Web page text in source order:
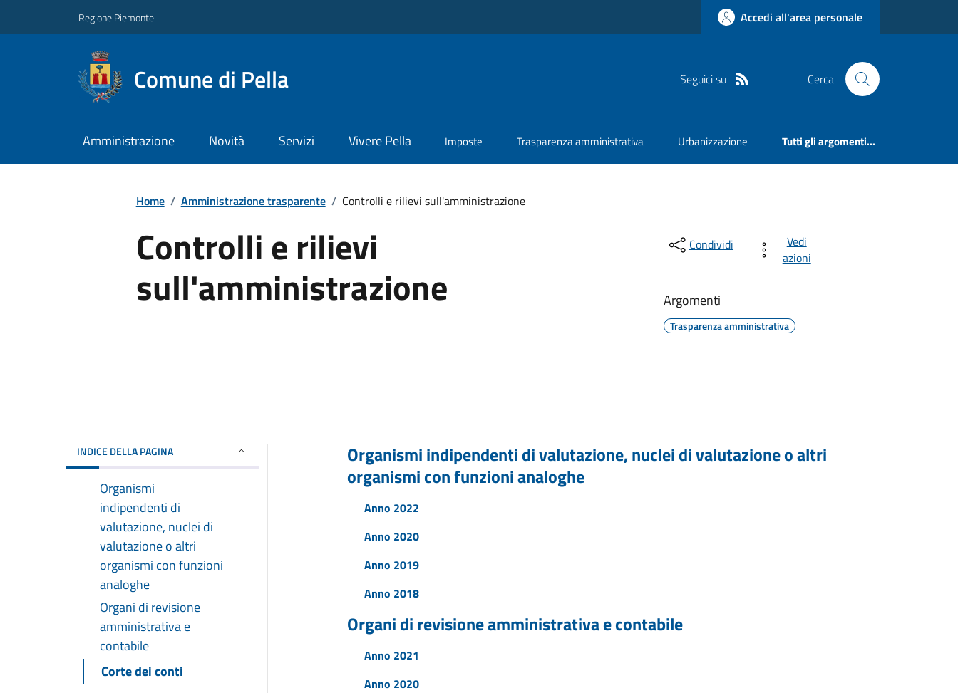
Regione Piemonte Accedi all'area personale
Comune di Pella Seguici su Cerca
Amministrazione Novità Servizi Vivere Pella Imposte Trasparenza amministrativa Urbanizzazione Tutti gli argomenti...
Home / Amministrazione trasparente / Controlli e rilievi sull'amministrazione
Controlli e rilievi
sull'amministrazione
Condividi
Vedi
azioni
Argomenti
Trasparenza amministrativa
INDICE DELLA PAGINA
Organismi
indipendenti di
valutazione, nuclei di
valutazione o altri
organismi con funzioni
analoghe
Organi di revisione
amministrativa e
contabile
Corte dei conti
Organismi indipendenti di valutazione, nuclei di valutazione o altri
organismi con funzioni analoghe
Anno 2022
Anno 2020
Anno 2019
Anno 2018
Organi di revisione amministrativa e contabile
Anno 2021
Anno 2020